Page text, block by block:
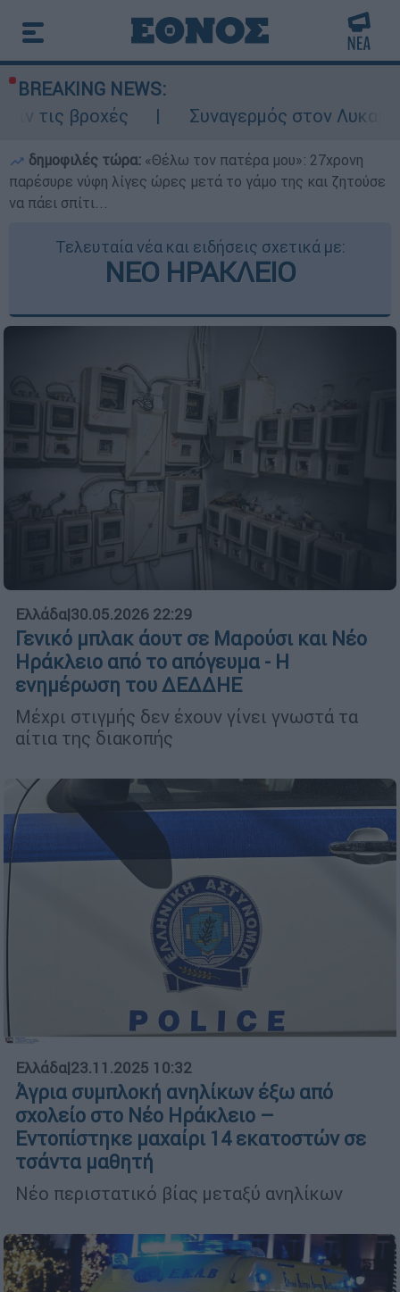
BREAKING NEWS:
Συναγερμός στον Λυκαβηττό: Σορός
δημοφιλές τώρα: «Θέλω τον πατέρα μου»: 27χρονη
παρέσυρε νύφη λίγες ώρες μετά το γάμο της και ζητούσε
να πάει σπίτι...
Τελευταία νέα και ειδήσεις σχετικά με:
ΝΕΟ ΗΡΑΚΛΕΙΟ
Ελλάδα|30.05.2026 22:29
Γενικό μπλακ άουτ σε Μαρούσι και Νέο
Ηράκλειο από το απόγευμα - Η
ενημέρωση του ΔΕΔΔΗΕ
Μέχρι στιγμής δεν έχουν γίνει γνωστά τα
αίτια της διακοπής
Ελλάδα|23.11.2025 10:32
Άγρια συμπλοκή ανηλίκων έξω από
σχολείο στο Νέο Ηράκλειο –
Εντοπίστηκε μαχαίρι 14 εκατοστών σε
τσάντα μαθητή
Νέο περιστατικό βίας μεταξύ ανηλίκων